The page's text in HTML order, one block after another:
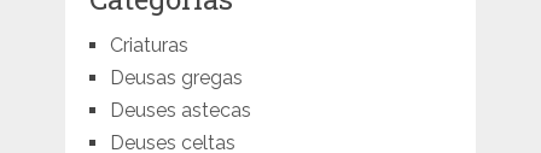
Criaturas
Deusas gregas
Deuses astecas
Deuses celtas